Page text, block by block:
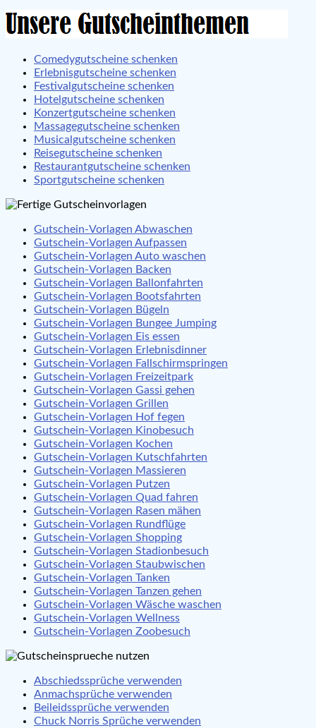
Comedygutscheine schenken
Erlebnisgutscheine schenken
Festivalgutscheine schenken
Hotelgutscheine schenken
Konzertgutscheine schenken
Massagegutscheine schenken
Musicalgutscheine schenken
Reisegutscheine schenken
Restaurantgutscheine schenken
Sportgutscheine schenken
Gutschein-Vorlagen Abwaschen
Gutschein-Vorlagen Aufpassen
Gutschein-Vorlagen Auto waschen
Gutschein-Vorlagen Backen
Gutschein-Vorlagen Ballonfahrten
Gutschein-Vorlagen Bootsfahrten
Gutschein-Vorlagen Bügeln
Gutschein-Vorlagen Bungee Jumping
Gutschein-Vorlagen Eis essen
Gutschein-Vorlagen Erlebnisdinner
Gutschein-Vorlagen Fallschirmspringen
Gutschein-Vorlagen Freizeitpark
Gutschein-Vorlagen Gassi gehen
Gutschein-Vorlagen Grillen
Gutschein-Vorlagen Hof fegen
Gutschein-Vorlagen Kinobesuch
Gutschein-Vorlagen Kochen
Gutschein-Vorlagen Kutschfahrten
Gutschein-Vorlagen Massieren
Gutschein-Vorlagen Putzen
Gutschein-Vorlagen Quad fahren
Gutschein-Vorlagen Rasen mähen
Gutschein-Vorlagen Rundflüge
Gutschein-Vorlagen Shopping
Gutschein-Vorlagen Stadionbesuch
Gutschein-Vorlagen Staubwischen
Gutschein-Vorlagen Tanken
Gutschein-Vorlagen Tanzen gehen
Gutschein-Vorlagen Wäsche waschen
Gutschein-Vorlagen Wellness
Gutschein-Vorlagen Zoobesuch
Abschiedssprüche verwenden
Anmachsprüche verwenden
Beileidssprüche verwenden
Chuck Norris Sprüche verwenden